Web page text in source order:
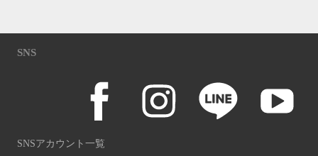
SNS
SNSアカウント一覧